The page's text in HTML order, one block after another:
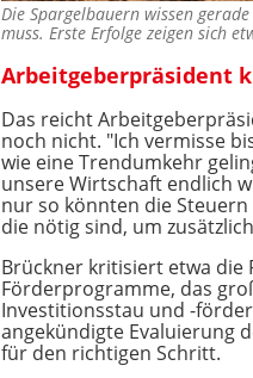
Die Spargelbauern wissen
muss. Erste Erfolge zeigen sich
Arbeitgeberpräsident
Das reicht
noch nicht. "Ich vermisse
wie eine Trendumkehr
unsere Wirtschaft endlich
nur so könnten die
die nötig sind, um
Brückner kritisiert etwa die
Förderprogramme, das
Investitionsstau und -
angekündigte Evaluierung
für den richtigen Schritt.